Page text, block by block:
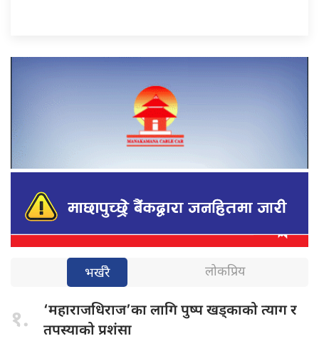
भर्खरै लोकप्रिय
१. ‘महाराजधिराज’का लागिपुष्प खड्काको त्याग र
तपस्याको प्रशंसा